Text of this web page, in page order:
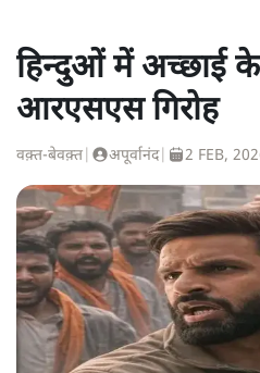
हिन्दुओं में अच्छाई
आरएसएस गिरोह
वक़्त-बेवक़्त अपूर्वानंद| 2 FEB,